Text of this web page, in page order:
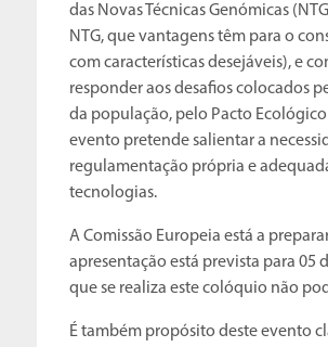
das Novas Técnicas Genómicas
NTG, que vantagens têm para o
com características desejáveis), e
responder aos desafios colocados
da população, pelo Pacto
evento pretende salientar a
regulamentação própria e
tecnologias.
A Comissão Europeia está a
apresentação está prevista para 05
que se realiza este colóquio não
É também propósito deste evento